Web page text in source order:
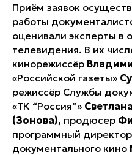
Приём заявок
работы
оценивали эксперты в
телевидения. В их
кинорежиссёр
«Российской газеты»
режиссёр Службы
«ТК “Россия”»
(Зонова), продюсер
программный
документального кино